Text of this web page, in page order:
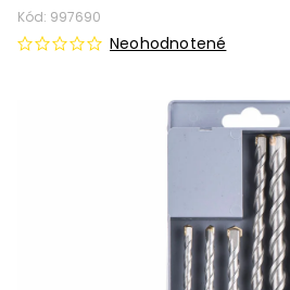
Kód: 997690
Neohodnotené